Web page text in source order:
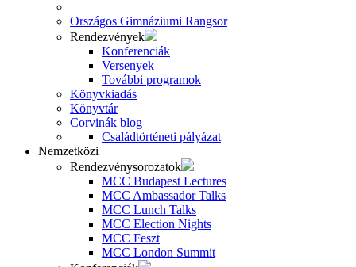
Országos Gimnáziumi Rangsor
Rendezvények
Konferenciák
Versenyek
További programok
Könyvkiadás
Könyvtár
Corvinák blog
Családtörténeti pályázat
Nemzetközi
Rendezvénysorozatok
MCC Budapest Lectures
MCC Ambassador Talks
MCC Lunch Talks
MCC Election Nights
MCC Feszt
MCC London Summit